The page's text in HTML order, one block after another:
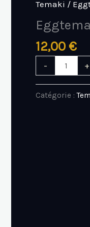
Temaki /
12,00 €
-
quantité
de
Eggtemaki
Saumon
*
+
Catégorie :